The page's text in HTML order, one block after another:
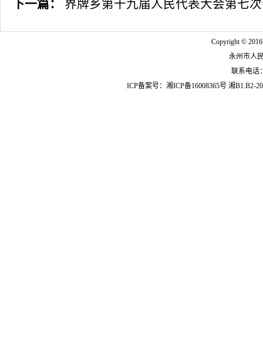
下一篇： 界牌乡第十九届人民代表大会第七
Copyright ©
永州市人
联系电话
ICP备案号： 湘ICP备16008365号 湘B1.B2-